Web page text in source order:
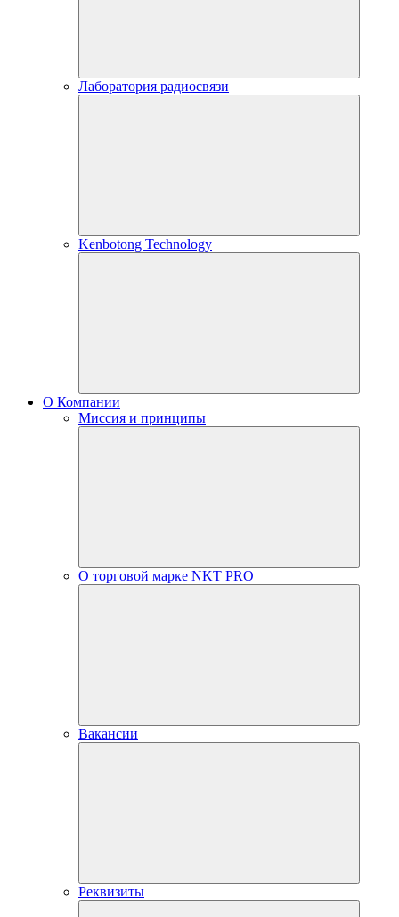
Лаборатория радиосвязи
Kenbotong Technology
О Компании
Миссия и принципы
О торговой марке NKT PRO
Вакансии
Реквизиты